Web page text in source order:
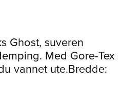
Ghost, suveren
Med Gore-Tex
vannet ute.Bredde: